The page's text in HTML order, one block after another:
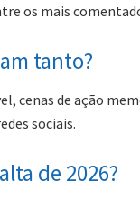
os mais
tanto?
cenas de ação
sociais.
de 2026?